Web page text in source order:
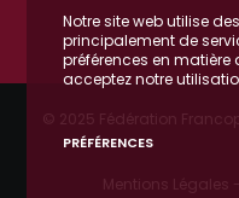
© 2025 Fédération
Mentions Légales -
Notre site web utilise
principalement de
préférences en
acceptez notre
PRÉFÉRENCES